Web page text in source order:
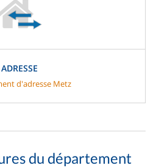
ADRESSE
d'adresse Metz
du département